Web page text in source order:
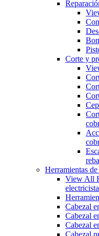
Corte y
Herramientas
View All
Cabezal
Cabezal
Cabezal
Cabezal